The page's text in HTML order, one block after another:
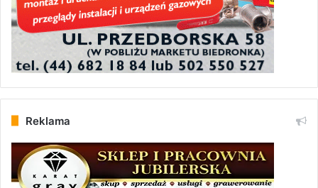
Reklama